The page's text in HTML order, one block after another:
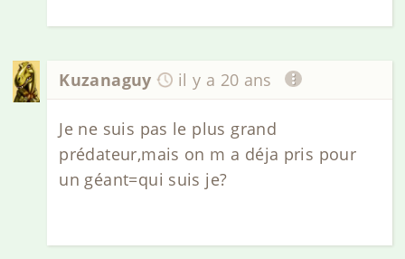
Kuzanaguy il y a 20 ans
Je ne suis pas le plus grand
prédateur,mais on m a déja pris pour
un géant=qui suis je?